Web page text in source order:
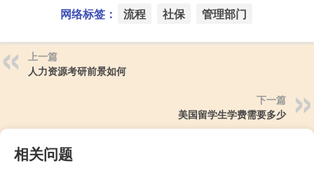
网络标签： 流程 社保 管理部门
上一篇
人力资源考研前景如何
下一篇
美国留学生学费需要多少
相关问题